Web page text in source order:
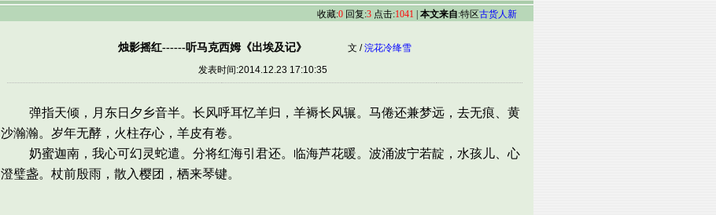
收藏:0 回复:3 点击:1041 本文来自:特区古货人新
烛影摇红------听马克西姆《出埃及记》 文 /浣花冷绛雪
发表时间:2014.12.23 17:10:35
弹指天倾，月东日夕乡音半。长风呼耳忆羊归，羊褥长风辗。马倦还兼梦远，去无痕、黄
沙瀚瀚。岁年无酵，火柱存心，羊皮有卷。
奶蜜迦南，我心可幻灵蛇遣。分将红海引君还。临海芦花暖。波涌波宁若靛，水孩儿、心
澄璧盏。杖前殷雨，散入樱团，栖来琴键。